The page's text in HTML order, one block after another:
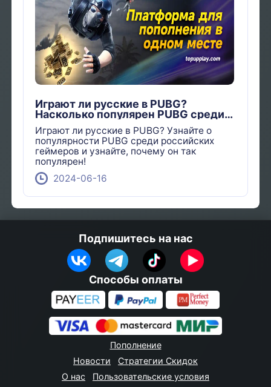
Играют ли русские в PUBG?
Насколько популярен PUBG среди
российских геймеров?
Играют ли русские в PUBG? Узнайте о
популярности PUBG среди российских
геймеров и узнайте, почему он так
популярен!
2024-06-16
Подпишитесь на нас
Способы оплаты
Пополнение
Новости
Стратегии Скидок
О нас
Пользовательские условия